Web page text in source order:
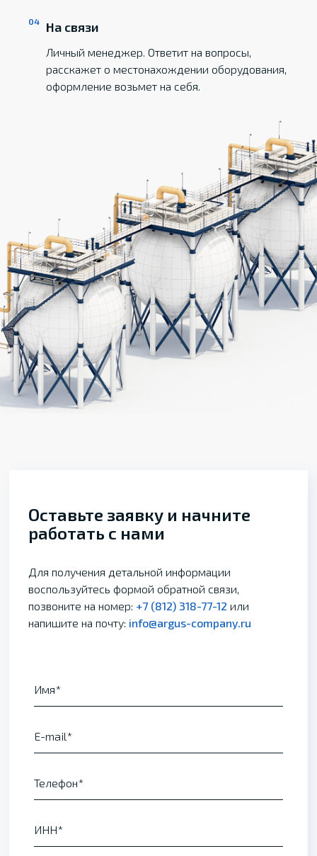
На связи
Личный менеджер. Ответит на вопросы,
расскажет о местонахождении оборудования,
оформление возьмет на себя.
Оставьте заявку и начните
работать с нами
Для получения детальной информации
воспользуйтесь формой обратной связи,
позвоните на номер: +7 (812) 318-77-12 или
напишите на почту: info@argus-company.ru
Имя
E-mail
Телефон
ИНН